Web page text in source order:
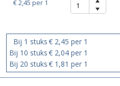
€ 2,45 per 1
Bij 1 stuks€ 2,45 per 1
Bij 10 stuks€ 2,04 per 1
Bij 20 stuks€ 1,81 per 1